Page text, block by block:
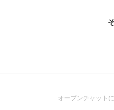
オープンチャット